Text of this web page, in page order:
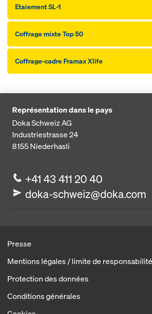
Etaiement SL-1
Coffrage mixte Top 50
Coffrage-cadre Framax Xlife
Représentation dans le pays
Doka Schweiz AG
Industriestrasse 24
8155Niederhasli
+41 43 411 20 40
doka-schweiz@doka.com
Presse
Mentions légales / limite de responsabilité
Protection des données
Conditions générales